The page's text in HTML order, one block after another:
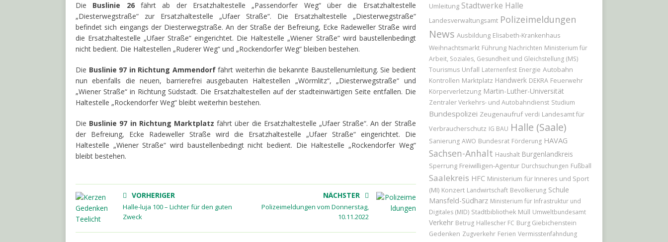
Die Buslinie 26fährt ab der Ersatzhaltestelle „Passendorfer Weg“ über die Ersatzhaltestelle
„Diesterwegstraße“ zur Ersatzhaltestelle „Ufaer Straße“. Die Ersatzhaltestelle „Diesterwegstraße“
befindet sich eingangs der Diesterwegstraße. An der Straße der Befreiung, Ecke Radeweller Straße wird
die Ersatzhaltestelle „Ufaer Straße“ eingerichtet. Die Haltestelle „Wiener Straße“ wird baustellenbedingt
nicht bedient. Die Haltestellen „Ruderer Weg“ und „Rockendorfer Weg“ bleiben bestehen.
Die Buslinie 97 in Richtung Ammendorffährt weiterhin die bekannte Baustellenumleitung. Sie bedient
nun ebenfalls die neuen, barrierefrei ausgebauten Haltestellen „Wörmlitz“, „Diesterwegstraße“ und
„Wiener Straße“ in Richtung Südstadt. Die Ersatzhaltestellen auf der stadteinwärtigen Seite entfallen. Die
Haltestelle „Rockendorfer Weg“ bleibt weiterhin bestehen.
Die Buslinie 97 in Richtung Marktplatz fährt über die Ersatzhaltestelle „Ufaer Straße“. An der Straße
der Befreiung, Ecke Radeweller Straße wird die Ersatzhaltestelle „Ufaer Straße“ eingerichtet. Die
Haltestelle „Wiener Straße“ wird baustellenbedingt nicht bedient. Die Haltestelle „Rockendorfer Weg“
bleibt bestehen.
VORHERIGER
Halle-luja 100 – Lichter für den guten
Zweck
NÄCHSTER
Polizeimeldungen vom Donnerstag,
10.11.2022
Umleitung Stadtwerke Halle
Landesverwaltungsamt Polizeimeldungen
News Ausbildung Elisabeth-Krankenhaus
Weihnachtsmarkt Führung Nachrichten Ministerium für
Arbeit, Soziales, Gesundheit und Gleichstellung (MS)
Tourismus Unfall Laternenfest Energie Autobahn
Kontrollen Marktplatz Handwerk DEKRA Feuerwehr
Körperverletzung Martin-Luther-Universität
Zentraler Verkehrs- und Autobahndienst Studium
Bundespolizei Zeugenaufruf verdi Landesamt für
Verbraucherschutz IG BAU Halle (Saale)
Sanierung AWO Bundesrat Förderung HAVAG
Sachsen-Anhalt Haushalt Burgenlandkreis
Sperrung Freiwilligen-Agentur Durchsuchungen Fußball
Saalekreis HFC Ministerium für Inneres und Sport
(MI) Konzert Landwirtschaft Bevölkerung Schule
Mansfeld-Südharz Ministerium für Infrastruktur und
Digitales (MID) Stadtbibliothek Müll Umweltbundesamt
Verkehr Betrug Hallescher FC Burg Giebichenstein
Gedenken Zugverkehr Ferien Vermisstenfahndung